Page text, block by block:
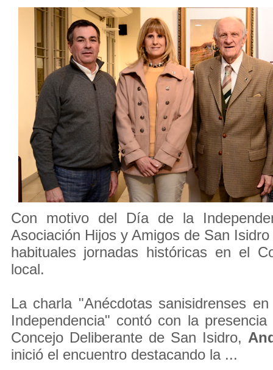
Con motivo del Día de la
Asociación Hijos y Amigos de San
habituales jornadas históricas en el
local.
La charla "Anécdotas sanisidrenses
Independencia" contó con la
Concejo Deliberante de San Isidro,
inició el encuentro destacando la ...